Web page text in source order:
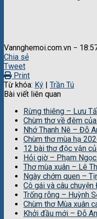
Vannghemoi.com.vn −
Chia sẻ
Tweet
Print
Từ khóa: Ký | Trần Tú
Bài viết liên quan
Rừng thiêng – Lưu
Chùm thơ về đêm
Nhớ Thanh Nê – Đỗ
Chùm thơ mùa hạ
12 bài thơ độc vận
Hỏi giờ – Phạm
Thơ mùa xuân – Lê
Ngày chớm quen –
Cô gái và câu
Trống rỗng – Huỳnh
Chùm thơ Mùa xuân
Khởi đầu mới – Đỗ